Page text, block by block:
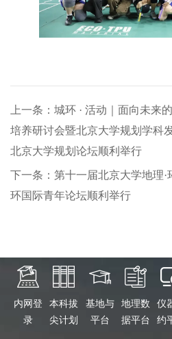
上一条：城环 · 活动｜面向未来
培养研讨会暨北京大学规划学科
北京大学规划论坛顺利举行
下一条：第十一届北京大学地理
环国际青年论坛顺利举行
内网登
录
本科拔
尖计划
基地与
平台
地理数
据平台
仪
约